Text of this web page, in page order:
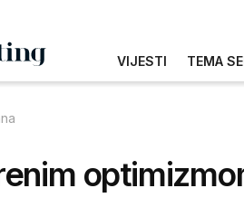
VIJESTI TEMA